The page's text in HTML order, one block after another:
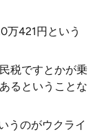
万421円という
税ですとかが乗
るということな
うのがウクライ